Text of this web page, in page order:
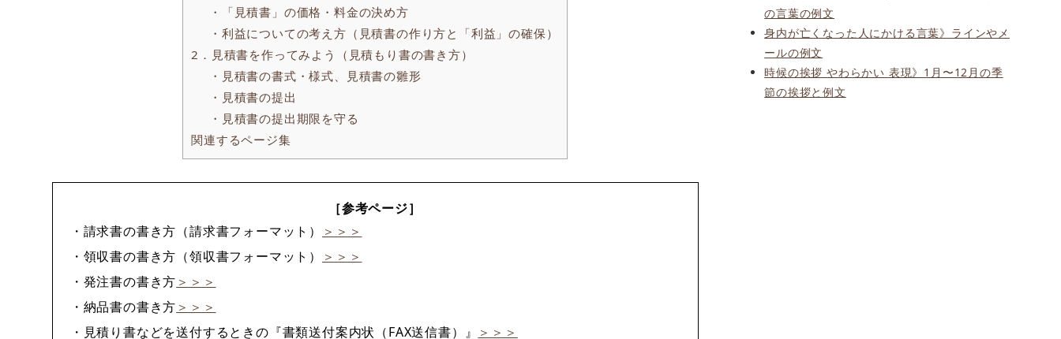
・「見積書」の価格・料金の決め方
・利益についての考え方（見積書の作り方と「利益」の確保）
2．見積書を作ってみよう（見積もり書の書き方）
・見積書の書式・様式、見積書の雛形
・見積書の提出
・見積書の提出期限を守る
関連するページ集
［参考ページ］
・請求書の書き方（請求書フォーマット）
＞＞＞
・領収書の書き方（領収書フォーマット）
＞＞＞
・発注書の書き方 ＞＞＞
・納品書の書き方 ＞＞＞
・見積り書などを送付するときの『書類送付案内状（FAX送信書）』 ＞＞＞
の言葉の例文
身内が亡くなった人にかける言葉》ラインやメ
ールの例文
時候の挨拶 やわらかい 表現》1月〜12月の季
節の挨拶と例文